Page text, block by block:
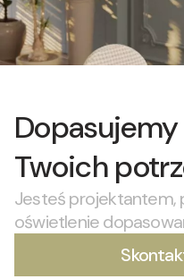
Twoich
Jesteś projektantem,
oświetlenie